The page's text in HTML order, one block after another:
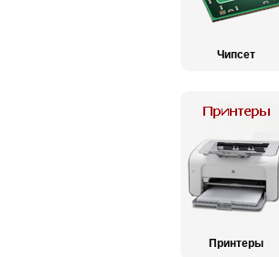
Чипсет
Принтеры